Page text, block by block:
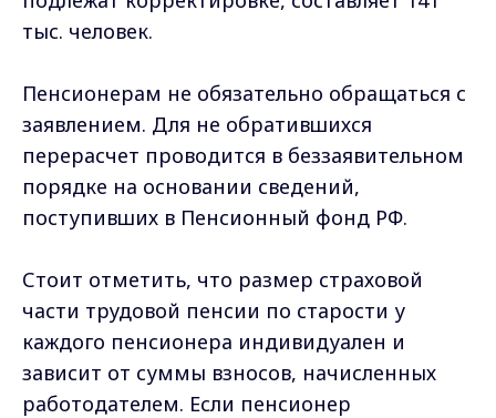
тыс. человек.
Пенсионерам не обязательно обращаться с
заявлением. Для не обратившихся
перерасчет проводится в беззаявительном
порядке на основании сведений,
поступивших в Пенсионный фонд РФ.
Стоит отметить, что размер страховой
части трудовой пенсии по старости у
каждого пенсионера индивидуален и
зависит от суммы взносов, начисленных
работодателем. Если пенсионер